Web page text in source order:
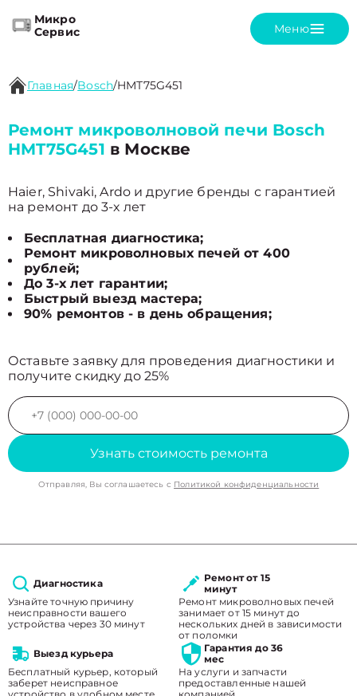
Микро
Сервис
Меню
Главная/Bosch/HMT75G451
Ремонт микроволновой печи Bosch
HMT75G451 в Москве
Haier, Shivaki, Ardo и другие бренды с гарантией
на ремонт до 3-х лет
Бесплатная диагностика;
Ремонт микроволновых печей от 400
рублей;
До 3-х лет гарантии;
Быстрый выезд мастера;
90% ремонтов - в день обращения;
Оставьте заявку для проведения диагностики и
получите скидку до 25%
Узнать стоимость ремонта
Отправляя, Вы соглашаетесь с Политикой конфиденциальности
Диагностика
Узнайте точную причину
неисправности вашего
устройства через 30 минут
Ремонт от 15
минут
Ремонт микроволновых печей
занимает от 15 минут до
нескольких дней в зависимости
от поломки
Выезд курьера
Бесплатный курьер, который
заберет неисправное
Гарантия до 36
мес
На услуги и запчасти
предоставленные нашей